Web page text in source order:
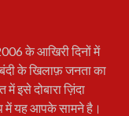
के आखिरी दिनों में
के खिलाफ़ जनता का
इसे दोबारा ज़िंदा
में यह आपके सामने है।